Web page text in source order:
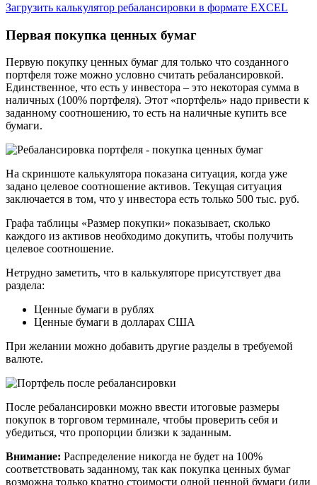
Загрузить калькулятор ребалансировки в формате EXCEL
Первая покупка ценных бумаг
Первую покупку ценных бумаг для только что созданного
портфеля тоже можно условно считать ребалансировкой.
Единственное, что есть у инвестора – это некоторая сумма в
наличных (100% портфеля). Этот «портфель» надо привести к
заданному соотношению, то есть на наличные купить все
бумаги.
На скриншоте калькулятора показана ситуация, когда уже
задано целевое соотношение активов. Текущая ситуация
заключается в том, что у инвестора есть только 500 тыс. руб.
Графа таблицы «Размер покупки» показывает, сколько
каждого из активов необходимо докупить, чтобы получить
целевое соотношение.
Нетрудно заметить, что в калькуляторе присутствует два
раздела:
Ценные бумаги в рублях
Ценные бумаги в долларах США
При желании можно добавить другие разделы в требуемой
валюте.
После ребалансировки можно ввести итоговые размеры
покупок в торговом терминале, чтобы проверить себя и
убедиться, что пропорции близки к заданным.
Внимание: Распределение никогда не будет на 100%
соответствовать заданному, так как покупка ценных бумаг
возможна только кратно стоимости одной ценной бумаги (или